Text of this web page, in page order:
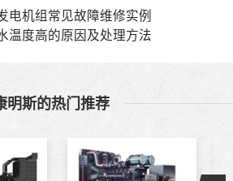
电机组常见故障维修实例
温度高的原因及处理方法
明斯的热门推荐